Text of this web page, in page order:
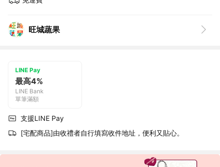
旺城蔬果
LINE Pay
最高4%
LINE Bank
單筆滿額
支援LINE Pay
[宅配商品]由收禮者自行填寫收件地址，便利又貼心。